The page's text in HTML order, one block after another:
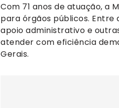
Com 71 anos de atuação, a
para órgãos públicos.
apoio administrativo e
atender com eficiência
Gerais.